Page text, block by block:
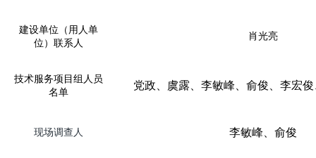
建设单位（用人单
位）联系人
肖光亮
技术服务项目组人员
名单
党政、虞露、李敏峰、俞俊、李宏
现场调查人 李敏峰、俞俊